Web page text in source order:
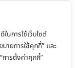
นการใช้เว็บไซต์
ายการใช้คุกกี้” และ
การตั้งค่าคุกกี้”
ลส่วนบุคคล